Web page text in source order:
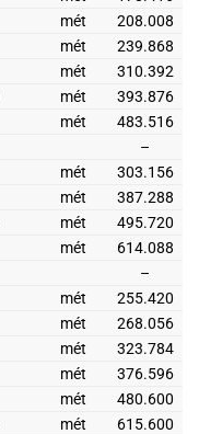
mét
208.008
mét
239.868
mét
310.392
mét
393.876
mét
483.516
–
mét
303.156
mét
387.288
mét
495.720
mét
614.088
–
mét
255.420
mét
268.056
mét
323.784
mét
376.596
mét
480.600
mét
615.600